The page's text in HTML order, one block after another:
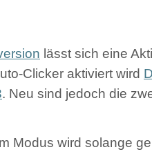
lässt sich eine
Clicker aktiviert wird
. Neu sind jedoch die
Modus wird solange